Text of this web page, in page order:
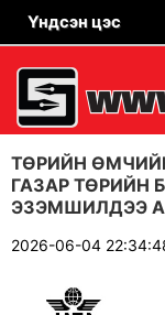
Үндсэн цэс
ТӨРИЙН
ГАЗАР ТӨРИЙН
ЭЗЭМШИЛДЭЭ
2026-06-04